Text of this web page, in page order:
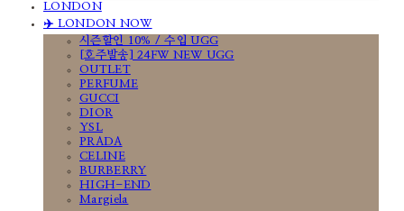
LONDON
✈️ LONDON NOW
시즌할인 10% / 수입 UGG
[호주발송] 24FW NEW UGG
OUTLET
PERFUME
GUCCI
DIOR
YSL
PRADA
CELINE
BURBERRY
HIGH-END
Margiela